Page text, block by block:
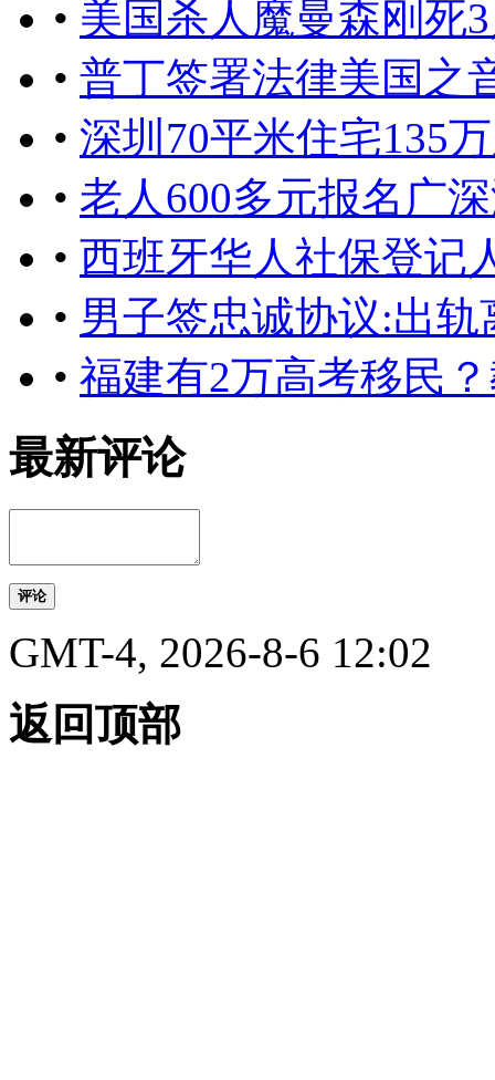
• 美国杀人魔曼森刚死
• 普丁签署法律美国之
• 深圳70平米住宅135
• 老人600多元报名广
• 西班牙华人社保登记
• 男子签忠诚协议:出
• 福建有2万高考移民
最新评论
评论
GMT-4, 2026-8-6 12:02
返回顶部